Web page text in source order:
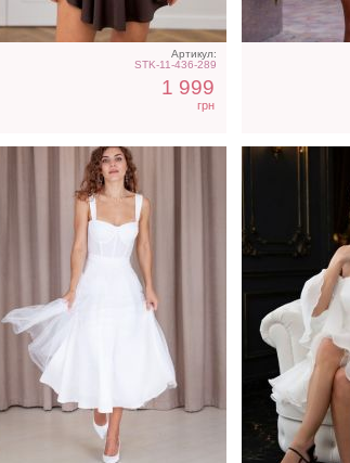
Артикул:
STK-11-436-289
1 999
грн